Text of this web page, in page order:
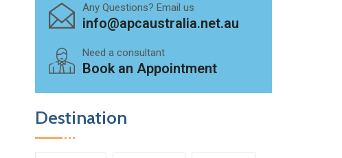
Any Questions? Email us
info@apcaustralia.net.au
Need a consultant
Book an Appointment
Destination